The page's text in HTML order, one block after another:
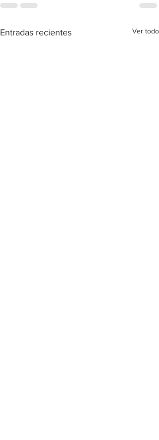
Entradas recientes Ver todo